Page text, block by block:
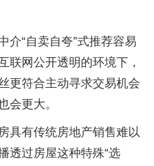
介“自卖自夸”式推荐容易
联网公开透明的环境下，
更符合主动寻求交易机会
会更大。
具有传统房地产销售难以
透过房屋这种特殊“选